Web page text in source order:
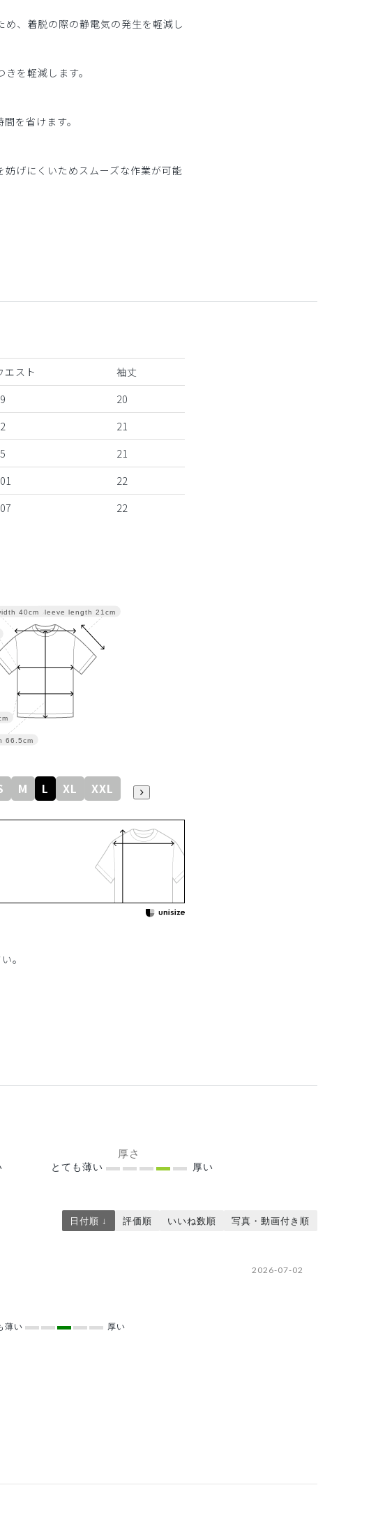
、着脱の際の静電気の発生を軽減し
を軽減します。
を省けます。
げにくいためスムーズな作業が可能
エスト
袖丈
20
21
21
22
22
Sleeve length 21cm
66.5cm
40cm
M L XL XXL
。
厚さ
とても薄い 厚い
日付順 ↓ 評価順 いいね数順 写真・動画付き順
2026-07-02
薄い 厚い